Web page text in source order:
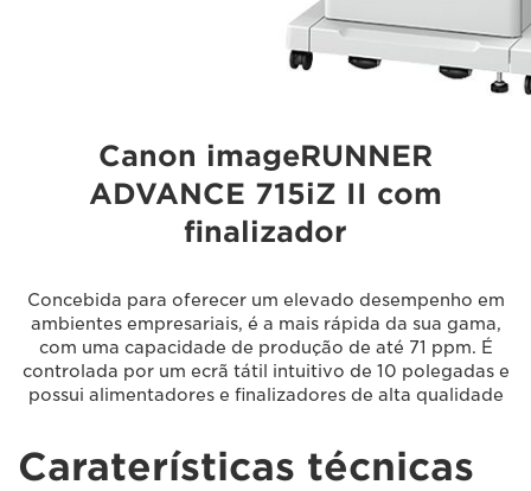
Canon imageRUNNER
ADVANCE 715iZ II com
finalizador
Concebida para oferecer um elevado desempenho em
ambientes empresariais, é a mais rápida da sua gama,
com uma capacidade de produção de até 71 ppm. É
controlada por um ecrã tátil intuitivo de 10 polegadas e
possui alimentadores e finalizadores de alta qualidade
Caraterísticas técnicas